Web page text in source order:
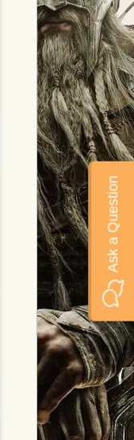
Ask a Question